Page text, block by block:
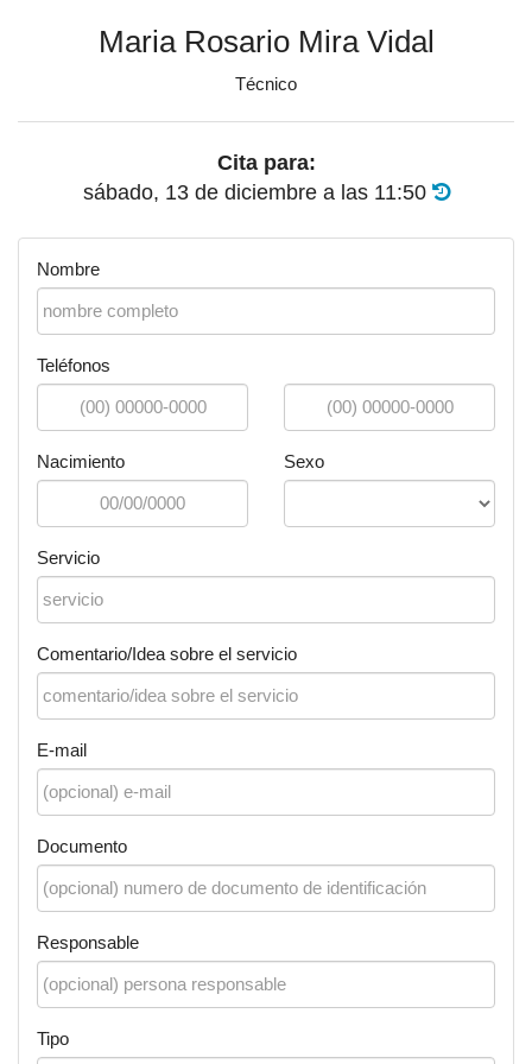
Maria Rosario Mira Vidal
Técnico
Cita para:
sábado, 13 de diciembre a las 11:50
Nombre
Teléfonos
Nacimiento Sexo
Servicio
Comentario/Idea sobre el servicio
E-mail
Documento
Responsable
Tipo